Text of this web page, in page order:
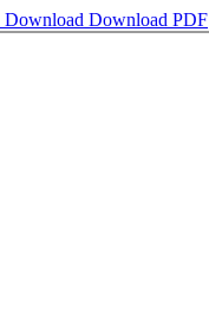
Download Download PDF